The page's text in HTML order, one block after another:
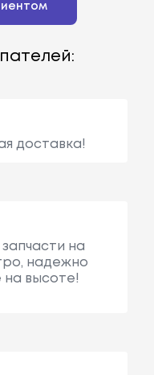
доставка!
на
надежно
на высоте!